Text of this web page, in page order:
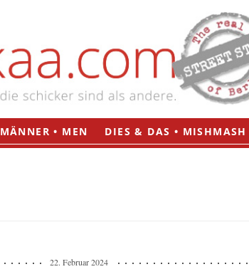
Inhalt
springen
MÄNNER • MEN DIES & DAS • MISHMASH
22. Februar 2024